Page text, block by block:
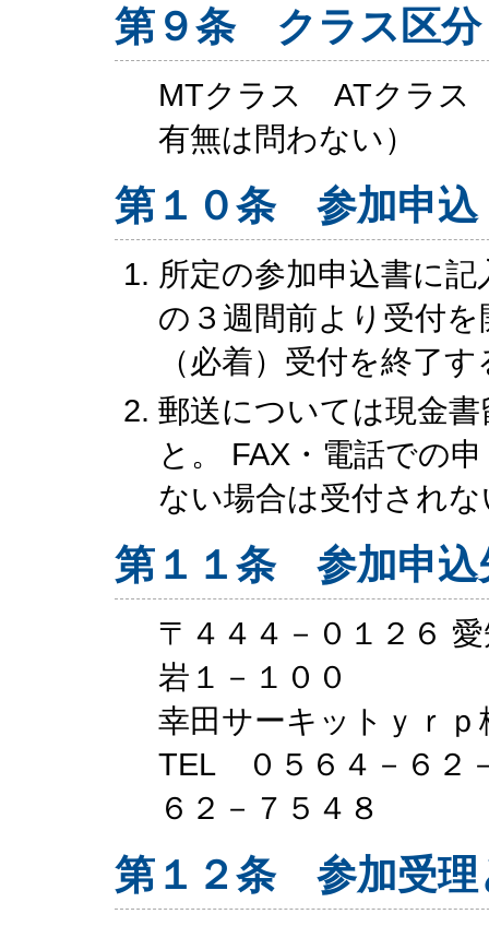
第９条 クラス区分
MTクラス ATクラス
有無は問わない）
第１０条 参加申込
所定の参加申込書に
の３週間前より受付
（必着）受付を終了す
郵送については現金
と。 FAX・電話での
ない場合は受付され
第１１条 参加申込
〒４４４－０１２６
岩１－１００
幸田サーキットｙｒ
TEL ０５６４－６
６２－７５４８
第１２条 参加受理